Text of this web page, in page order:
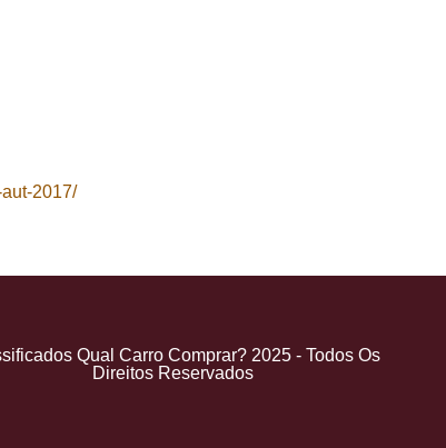
2017/
Qual Carro Comprar? 2025 - Todos Os
Direitos Reservados